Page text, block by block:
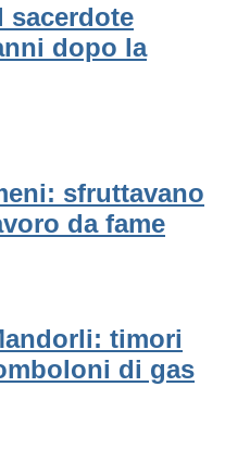
sacerdote
dopo la
sfruttavano
da fame
timori
di gas